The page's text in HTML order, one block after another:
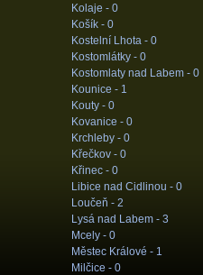
Kolaje - 0
Košík - 0
Kostelní Lhota - 0
Kostomlátky - 0
Kostomlaty nad Labem - 0
Kounice - 1
Kouty - 0
Kovanice - 0
Krchleby - 0
Křečkov - 0
Křinec - 0
Libice nad Cidlinou - 0
Loučeň - 2
Lysá nad Labem - 3
Mcely - 0
Městec Králové - 1
Milčice - 0